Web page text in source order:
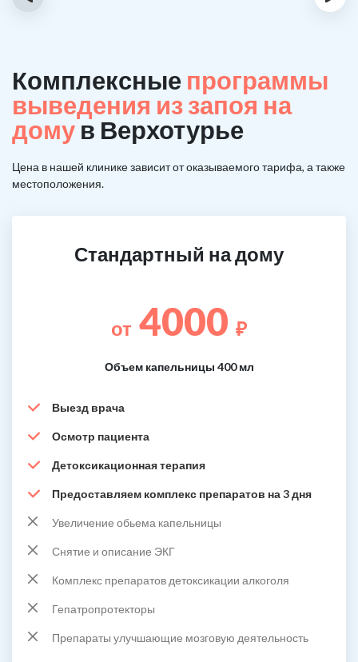
Комплексные программы
выведения из запоя на
домув Верхотурье
Цена в нашей клинике зависит от оказываемого тарифа, а также
местоположения.
Стандартный на дому
от 4000 ₽
Объем капельницы 400 мл
Выезд врача
Осмотр пациента
Детоксикационная терапия
Предоставляем комплекс препаратов на 3 дня
Увеличение обьема капельницы
Снятие и описание ЭКГ
Комплекс препаратов детоксикации алкоголя
Гепатропротекторы
Препараты улучшающие мозговую деятельность